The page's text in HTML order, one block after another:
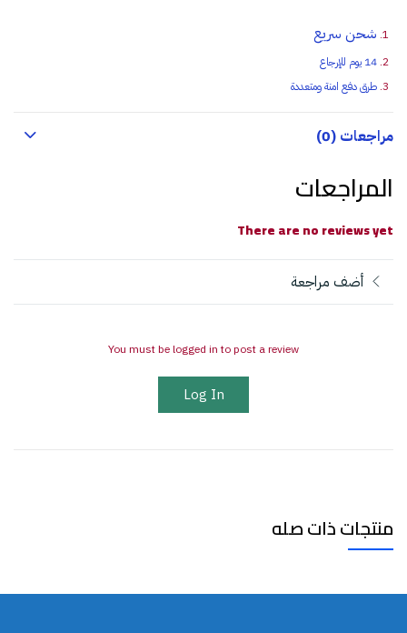
شحن سريع
14 يوم للإرجاع
طرق دفع امنة ومتعددة
مراجعات (0)
المراجعات
There are no reviews yet
أضف مراجعة
You must be logged in to post a review
Log In
منتجات ذات صله